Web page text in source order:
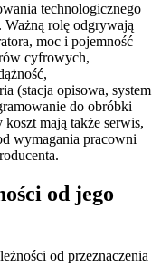
technologicznego
rolę odgrywają
moc i pojemność
cyfrowych,
(stacja opisowa, system
do obróbki
mają także serwis,
wymagania pracowni
od jego
od przeznaczenia